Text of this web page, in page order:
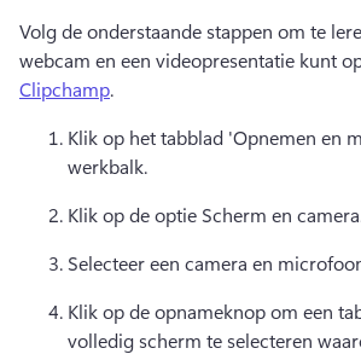
Volg de onderstaande stappen om te
webcam en een videopresentatie kunt
Clipchamp.
Klik op het tabblad 'Opnemen en
werkbalk.
Klik op de optie Scherm en
Selecteer een camera en
Klik op de opnameknop om een
volledig scherm te selecteren